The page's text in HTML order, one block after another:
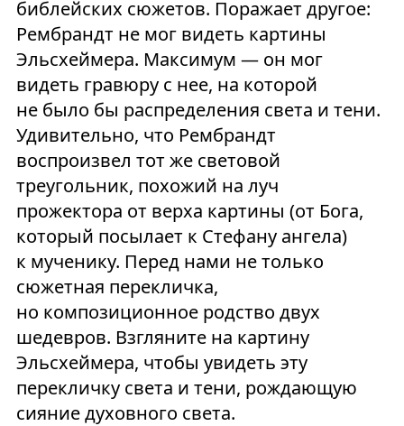
библейских сюжетов. Поражает другое:
Рембрандт не мог видеть картины
Эльсхеймера. Максимум — он мог
видеть гравюру с нее, на которой
не было бы распределения света и тени.
Удивительно, что Рембрандт
воспроизвел тот же световой
треугольник, похожий на луч
прожектора от верха картины (от Бога,
который посылает к Стефану ангела)
к мученику. Перед нами не только
сюжетная перекличка,
но композиционное родство двух
шедевров. Взгляните на картину
Эльсхеймера, чтобы увидеть эту
перекличку света и тени, рождающую
сияние духовного света.